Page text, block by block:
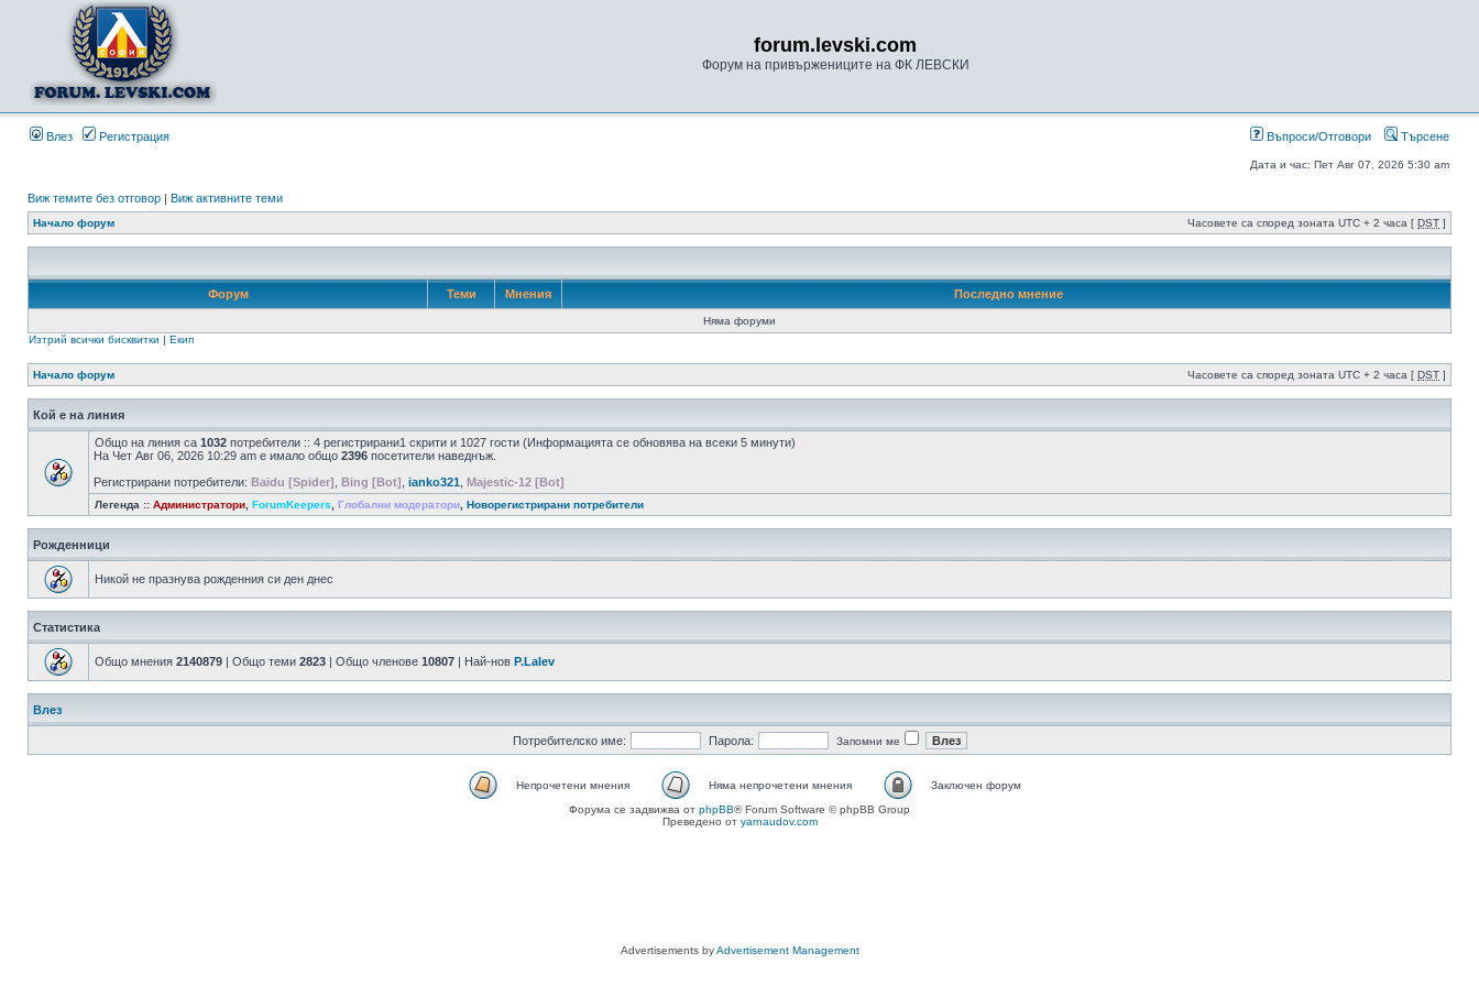
forum.levski.com
Форум на привържениците на ФК ЛЕВСКИ
Влез Регистрация Въпроси/Отговори Търсене
Дата и час: Пет Авг 07, 2026 5:30 am
Виж темите без отговор | Виж активните теми
Начало форум Часовете са според зоната UTC + 2 часа [ DST ]
Форум Теми Мнения Последно мнение
Няма форуми
Изтрий всички бисквитки | Екип
Начало форум Часовете са според зоната UTC + 2 часа [ DST ]
Кой е на линия
Общо на линия са 1032 потребители :: 4 регистрирани1 скрити и 1027 гости (Информацията се обновява на всеки 5 минути)
На Чет Авг 06, 2026 10:29 am е имало общо 2396 посетители наведнъж.
Регистрирани потребители: Baidu [Spider] Bing [Bot] ianko321 Majestic-12 [Bot]
Легенда :: Администратори ForumKeepers Глобални модератори Новорегистрирани потребители
Рожденници
Никой не празнува рожденния си ден днес
Статистика
Общо мнения 2140879 | Общо теми 2823 | Общо членове 10807 | Най-нов P.Lalev
Влез
Потребителско име: Парола: Запомни ме
Непрочетени мнения Няма непрочетени мнения
Заключен форум
Форума се задвижва от phpBB® Forum Software © phpBB Group
Преведено от yarnaudov.com
Advertisements byAdvertisement Management